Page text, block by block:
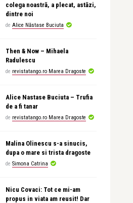
colega noastră, a plecat, astăzi,
dintre noi
de Alice Năstase Buciuta
Then & Now – Mihaela
Radulescu
de revistatango.ro Marea Dragoste
Alice Nastase Buciuta – Trufia
de a fi tanar
de revistatango.ro Marea Dragoste
Malina Olinescu s-a sinucis,
dupa o mare si trista dragoste
de Simona Catrina
Nicu Covaci: Tot ce mi-am
propus in viata am reusit! Dar